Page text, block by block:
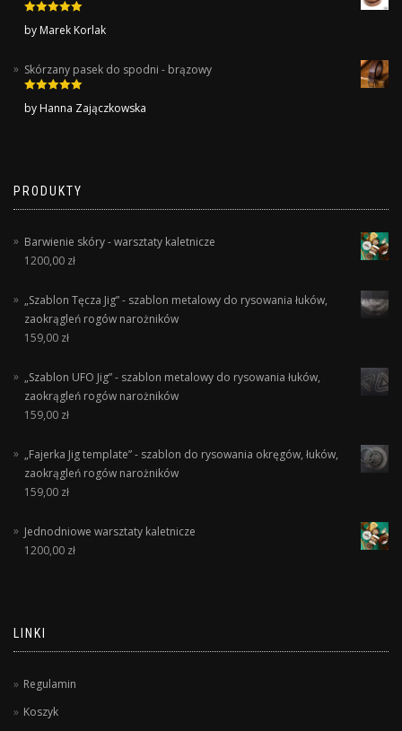
of 5
by Marek Korlak
Skórzany pasek do spodni - brązowy
of 5
by Hanna Zajączkowska
PRODUKTY
Barwienie skóry - warsztaty kaletnicze
1200,00 zł
„Szablon Tęcza Jig” - szablon metalowy do rysowania łuków,
zaokrągleń rogów narożników
159,00 zł
„Szablon UFO Jig” - szablon metalowy do rysowania łuków,
zaokrągleń rogów narożników
159,00 zł
„Fajerka Jig template” - szablon do rysowania okręgów, łuków,
zaokrągleń rogów narożników
159,00 zł
Jednodniowe warsztaty kaletnicze
1200,00 zł
LINKI
Regulamin
Koszyk